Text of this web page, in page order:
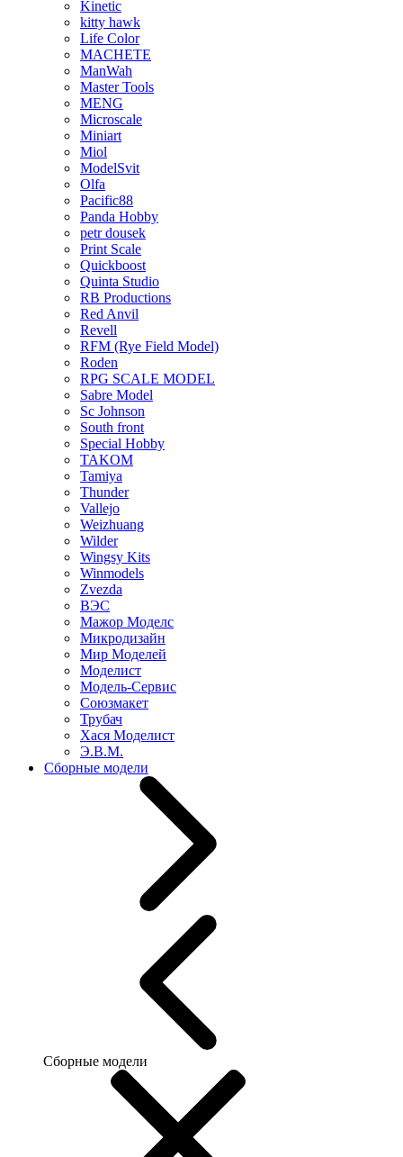
Kinetic
kitty hawk
Life Color
MACHETE
ManWah
Master Tools
MENG
Microscale
Miniart
Miol
ModelSvit
Olfa
Pacific88
Panda Hobby
petr dousek
Print Scale
Quickboost
Quinta Studio
RB Productions
Red Anvil
Revell
RFM (Rye Field Model)
Roden
RPG SCALE MODEL
Sabre Model
Sc Johnson
South front
Special Hobby
TAKOM
Tamiya
Thunder
Vallejo
Weizhuang
Wilder
Wingsy Kits
Winmodels
Zvezda
ВЭС
Мажор Моделс
Микродизайн
Мир Моделей
Моделист
Модель-Сервис
Союзмакет
Трубач
Хася Моделист
Э.В.М.
Сборные модели
Сборные модели